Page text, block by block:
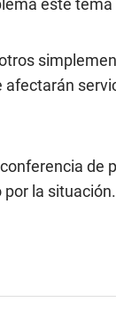
este
de
la situación.